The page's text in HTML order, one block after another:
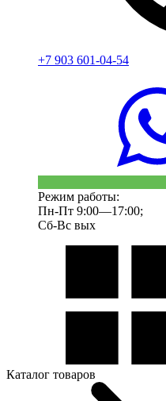
+7 903 601-04-54
Режим работы:
Пн-Пт 9:00—17:00;
Сб-Вс вых
Каталог товаров